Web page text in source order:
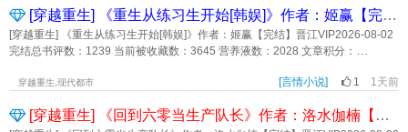
舞，琴弦如水流般于空中舞动，将暗器全部击飞。边上助兴的舞姬展开绢伞，凌
空飞起，裙裾如花般飘散。——这个本应是普通架空古代的世界，在十八年前遇
到妖邪入侵，为了生存，这个世界与土著人类一起为了自救，自主升级。顾绵绵
任务：【一鸣惊人，请在宴会中打脸嫡姐，获得郡主的赏识。】将近八尺的嫡姐
家之权。】继母一惊，利爪嵌入八仙桌：细胳膊细腿，你又能办什么事？【轻扫
农肥，结出的怪力黄豆，普通人吃了秒变大力士。但它其实是污染物。盛宁又养
了一只母鸡，天天打鸣，逮着农场里的异变虫子咔咔炫，所过之地寸虫不留，产
下的鸡蛋能促进人体再发育，觉醒异能。但它也是污染物。盛宁还养了一株金银
来一颗，秒恢复巅峰状态还不伤身……后来它、它、它们都变成了污染物。盛
物，不过那不是盛宁养的。猫大王在外打江山，偶尔回来投喂一下养的小小奴
[穿越重生] 《重生从练习生开始[韩娱]》作者：姬赢【完结】
[穿越重生] 《重生从练习生开始[韩娱]》作者：姬赢【完结】晋江VIP2026-08-02
完结总书评数：1239 当前被收藏数：3645 营养液数：2028 文章积分：
张神颜被星探带去韩国。不到一年，她空降女团门面，却因唱跳废柴被全网群
速练习室——外界一天，练习室一年！仍然是光速出道的绝色门面，但是，这一
穿越重生,现代都市 [言情小说] 1 1天前
[穿越重生] 《回到六零当生产队长》作者：洛水伽楠【完结】